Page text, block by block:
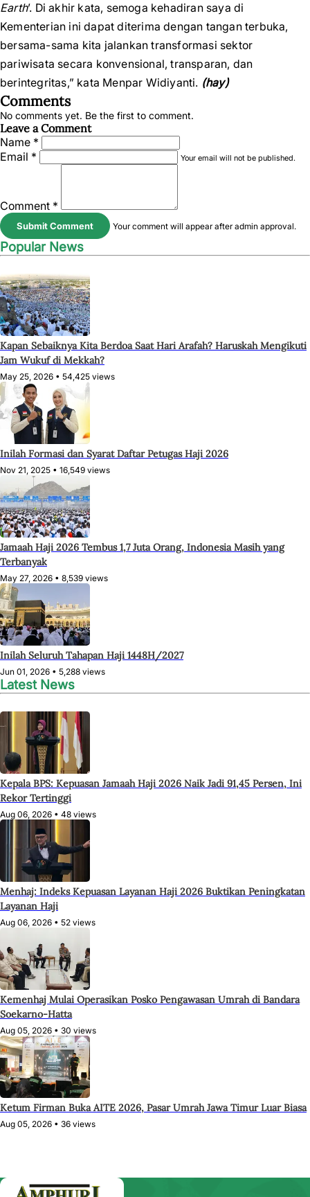
Earth’. Di akhir kata, semoga kehadiran saya di
Kementerian ini dapat diterima dengan tangan terbuka,
bersama-sama kita jalankan transformasi sektor
pariwisata secara konvensional, transparan, dan
berintegritas,” kata Menpar Widiyanti. (hay)
Comments
No comments yet. Be the first to comment.
Leave a Comment
Name *
Email *
Your email will not be published.
Comment *
Submit Comment Your comment will appear after admin approval.
Popular News
Kapan Sebaiknya Kita Berdoa Saat Hari Arafah? Haruskah Mengikuti
Jam Wukuf di Mekkah?
May 25, 2026 • 54,425 views
Inilah Formasi dan Syarat Daftar Petugas Haji 2026
Nov 21, 2025 • 16,549 views
Jamaah Haji 2026 Tembus 1,7 Juta Orang, Indonesia Masih yang
Terbanyak
May 27, 2026 • 8,539 views
Inilah Seluruh Tahapan Haji 1448H/2027
Jun 01, 2026 • 5,288 views
Latest News
Kepala BPS: Kepuasan Jamaah Haji 2026 Naik Jadi 91,45 Persen, Ini
Rekor Tertinggi
Aug 06, 2026 • 48 views
Menhaj: Indeks Kepuasan Layanan Haji 2026 Buktikan Peningkatan
Layanan Haji
Aug 06, 2026 • 52 views
Kemenhaj Mulai Operasikan Posko Pengawasan Umrah di Bandara
Soekarno-Hatta
Aug 05, 2026 • 30 views
Ketum Firman Buka AITE 2026, Pasar Umrah Jawa Timur Luar Biasa
Aug 05, 2026 • 36 views